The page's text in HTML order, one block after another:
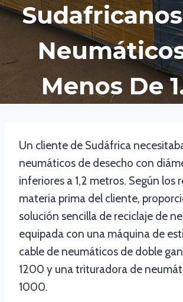
Menos De
Un cliente de Sudáfrica
neumáticos de desecho con
inferiores a 1,2 metros. Según los
materia prima del cliente,
solución sencilla de reciclaje de
equipada con una máquina de
cable de neumáticos de doble
1200 y una trituradora de
1000.